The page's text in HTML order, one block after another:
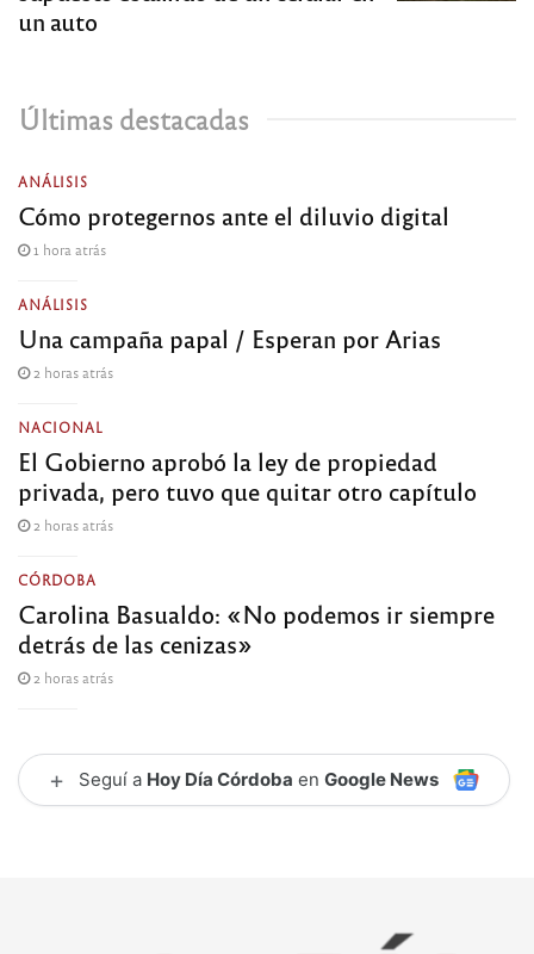
un auto
Últimas destacadas
ANÁLISIS
Cómo protegernos ante el diluvio digital
1 hora atrás
ANÁLISIS
Una campaña papal / Esperan por Arias
2 horas atrás
NACIONAL
El Gobierno aprobó la ley de propiedad
privada, pero tuvo que quitar otro capítulo
2 horas atrás
CÓRDOBA
Carolina Basualdo: «No podemos ir siempre
detrás de las cenizas»
2 horas atrás
+ Seguí a Hoy Día Córdoba en Google News